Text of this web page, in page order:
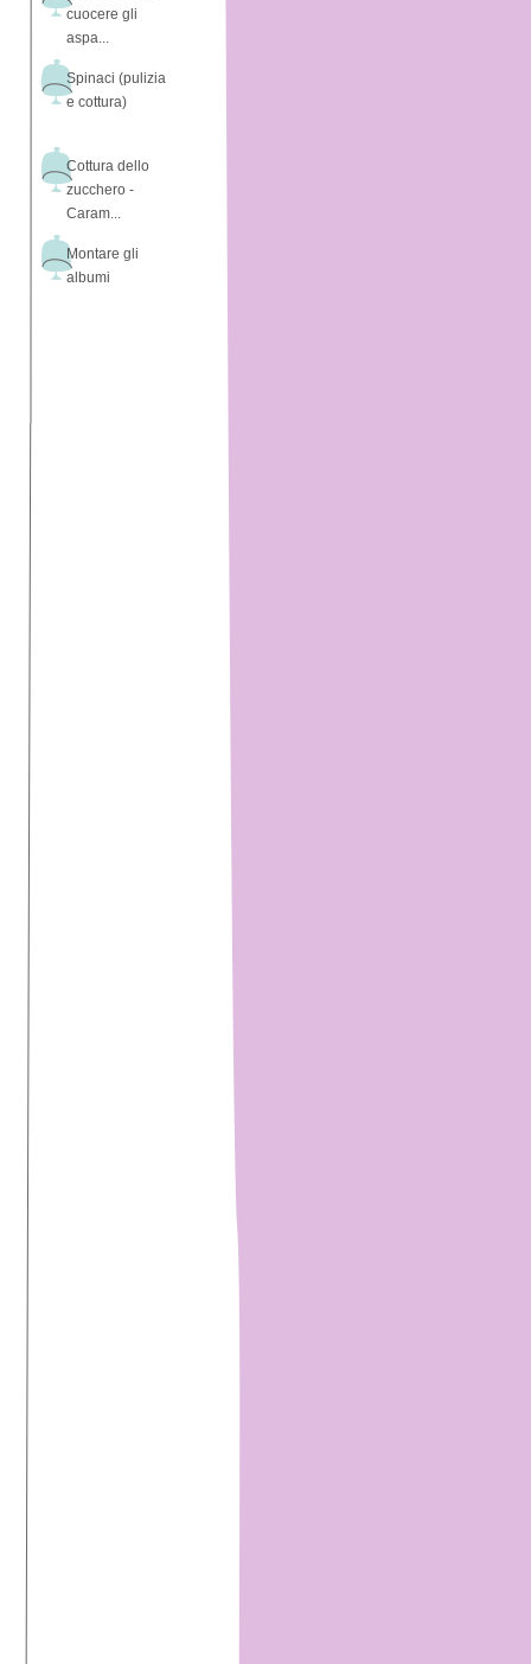
cuocere gli
aspa...
Spinaci (pulizia
e cottura)
Cottura dello
zucchero -
Caram...
Montare gli
albumi